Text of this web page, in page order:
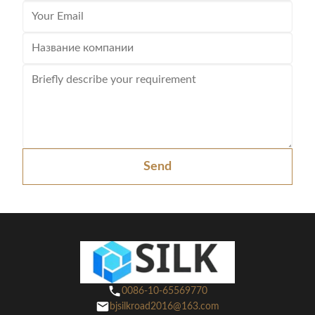
Send
0086-10-65569770
bjsilkroad2016@163.com